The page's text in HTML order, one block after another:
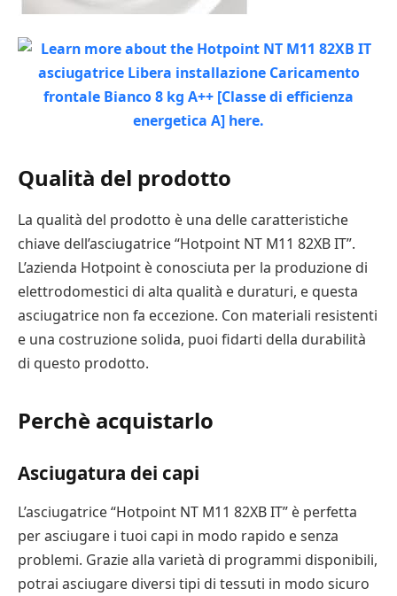
Qualità del prodotto
La qualità del prodotto è una delle caratteristiche
chiave dell’asciugatrice “Hotpoint NT M11 82XB IT”.
L’azienda Hotpoint è conosciuta per la produzione di
elettrodomestici di alta qualità e duraturi, e questa
asciugatrice non fa eccezione. Con materiali resistenti
e una costruzione solida, puoi fidarti della durabilità
di questo prodotto.
Perchè acquistarlo
Asciugatura dei capi
L’asciugatrice “Hotpoint NT M11 82XB IT” è perfetta
per asciugare i tuoi capi in modo rapido e senza
problemi. Grazie alla varietà di programmi disponibili,
potrai asciugare diversi tipi di tessuti in modo sicuro